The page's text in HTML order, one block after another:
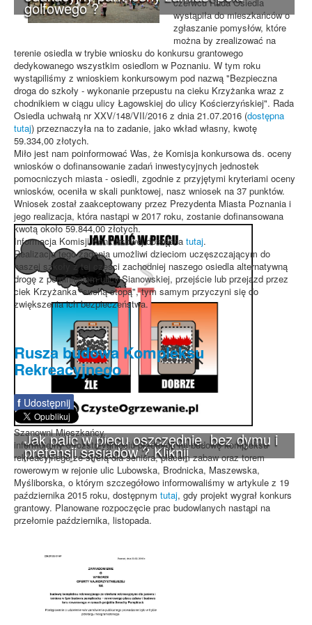
golfowego ?
Jak palić w piecu oszczędnie, bez dymu i
pretensji sąsiadów ? Kliknij
wystąpiła do mieszkańców o
zgłaszanie pomysłów, które
można by zrealizować na
terenie osiedla w trybie wniosku do konkursu grantowego
dedykowanego wszystkim osiedlom w Poznaniu. W tym roku
wystąpiliśmy z wnioskiem konkursowym pod nazwą "Bezpieczna
droga do szkoły - wykonanie przepustu na cieku Krzyżanka wraz z
chodnikiem w ciągu ulicy Łagowskiej do ulicy Kościerzyńskiej". Rada
Osiedla uchwałą nr XXV/148/VII/2016 z dnia 21.07.2016 (dostępna
tutaj) przeznaczyła na to zadanie, jako wkład własny, kwotę
59.334,00 złotych.
Miło jest nam poinformować Was, że Komisja konkursowa ds. oceny
wniosków o dofinansowanie zadań inwestycyjnych jednostek
pomocniczych miasta - osiedli, zgodnie z przyjętymi kryteriami oceny
wniosków, oceniła w skali punktowej, nasz wniosek na 37 punktów.
Wniosek został zaakceptowany przez Prezydenta Miasta Poznania i
jego realizacja, która nastąpi w 2017 roku, zostanie dofinansowana
kwotą około 59.844,00 złotych.
Informacja Komisji Konkursowej dostępna tutaj.
Realizacja tego zadania umożliwi dzieciom uczęszczającym do
naszej szkoły z tej części zachodniej naszego osiedla alternatywną
drogę z pominięciem ulicy Sianowskiej, przejście lub przejazd przez
ciek Krzyżanka "suchą stopą", tym samym przyczyni się do
zwiększenia ich bezpieczeństwa.
Rusza budowa Kompleksu
Rekreacyjnego
f Udostępnij
Szanowni Mieszkańcy,
informujemy o rozstrzygnięciu przetargu na budowę kompleksu
rekreacyjnego ze strefą dla seniora, placem zabaw oraz torem
rowerowym w rejonie ulic Lubowska, Brodnicka, Maszewska,
Myśliborska, o którym szczegółowo informowaliśmy w artykule z 19
października 2015 roku, dostępnym tutaj, gdy projekt wygrał konkurs
grantowy. Planowane rozpoczęcie prac budowlanych nastąpi na
przełomie października, listopada.